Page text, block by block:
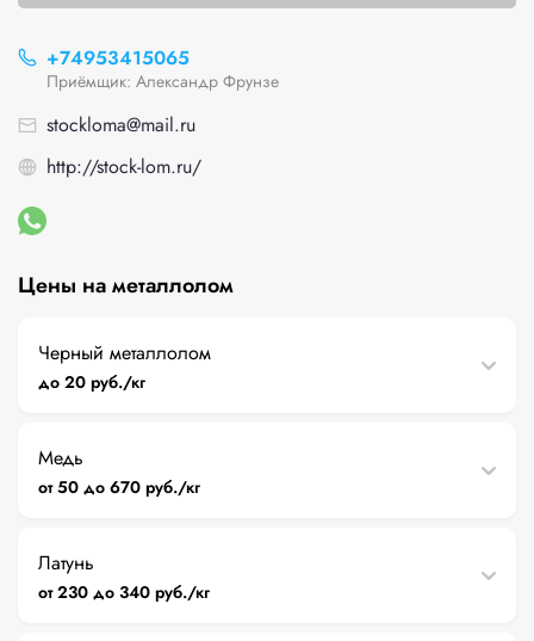
+74953415065
Приёмщик: Александр Фрунзе
stockloma@mail.ru
http://stock-lom.ru/
Цены на металлолом
Черный металлолом
до 20 руб./кг
Медь
от 50 до 670 руб./кг
Латунь
от 230 до 340 руб./кг